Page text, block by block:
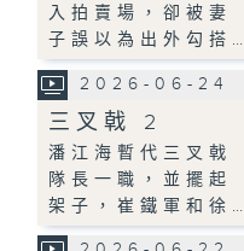
入拍賣場，卻被妻
子誤以為出外勾搭…
2026-06-24
三叉戟 2
潘江海暫代三叉戟
隊長一職，並擺起
架子，崔鐵軍和徐…